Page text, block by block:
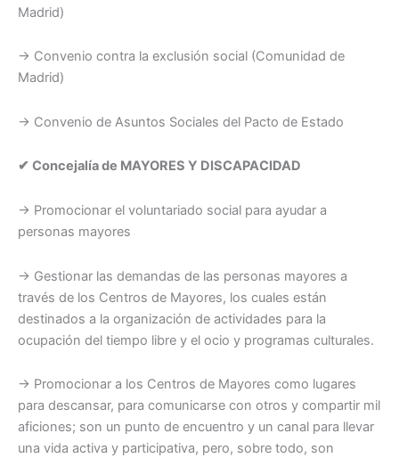
Madrid)
→ Convenio contra la exclusión social (Comunidad de
Madrid)
→ Convenio de Asuntos Sociales del Pacto de Estado
✔ Concejalía de MAYORES Y DISCAPACIDAD
→ Promocionar el voluntariado social para ayudar a
personas mayores
→ Gestionar las demandas de las personas mayores a
través de los Centros de Mayores, los cuales están
destinados a la organización de actividades para la
ocupación del tiempo libre y el ocio y programas culturales.
→ Promocionar a los Centros de Mayores como lugares
para descansar, para comunicarse con otros y compartir mil
aficiones; son un punto de encuentro y un canal para llevar
una vida activa y participativa, pero, sobre todo, son